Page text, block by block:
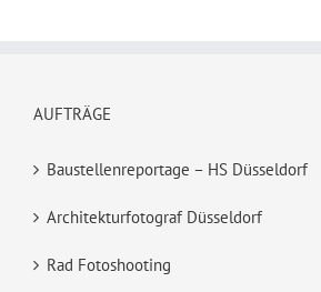
AUFTRÄGE
Baustellenreportage – HS Düsseldorf
Architekturfotograf Düsseldorf
Rad Fotoshooting